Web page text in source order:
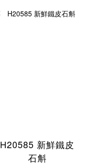
H20585 新鮮鐵皮
石斛